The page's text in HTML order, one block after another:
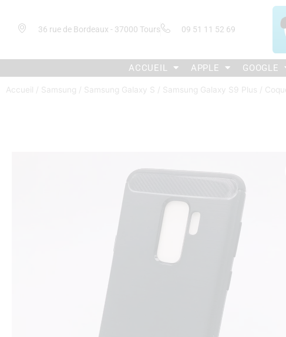
36 rue de Bordeaux - 37000 Tours 09 51 11 52 69
ACCUEIL APPLE GOOGLE
Accueil / Samsung / Samsung Galaxy S / Samsung Galaxy S9 Plus /